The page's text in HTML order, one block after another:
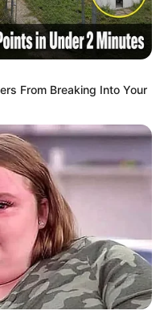
From Breaking Into Your